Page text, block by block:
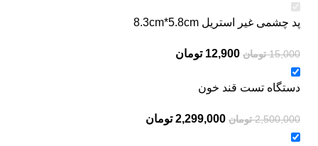
پد چشمی غیر استریل 8.3cm*5.8cm
15,000 تومان 12,900 تومان
دستگاه تست قند خون
2,500,000 تومان 2,299,000 تومان